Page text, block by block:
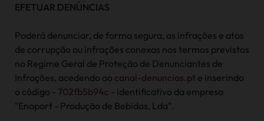
EFETUAR DENÚNCIAS
Poderá denunciar, de forma segura, as infrações e atos
de corrupção ou infrações conexas nos termos previstos
no Regime Geral de Proteção de Denunciantes de
Infrações, acedendo ao canal-denuncias.pt e inserindo
o código - 702fb5b94c - identificativo da empresa
"Enoport - Produção de Bebidas, Lda".